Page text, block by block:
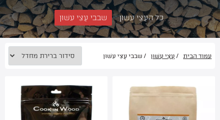
פֶּלֶט עֵץ לִמְעַשְּׁנָהּ
מבצעים
כל העֲצֵי עִשּׁוּן שבבי עֲצֵי עִשּׁוּן
עמוד הבית / עֲצֵי עִשּׁוּן / שבבי עֲצֵי עִשּׁוּן